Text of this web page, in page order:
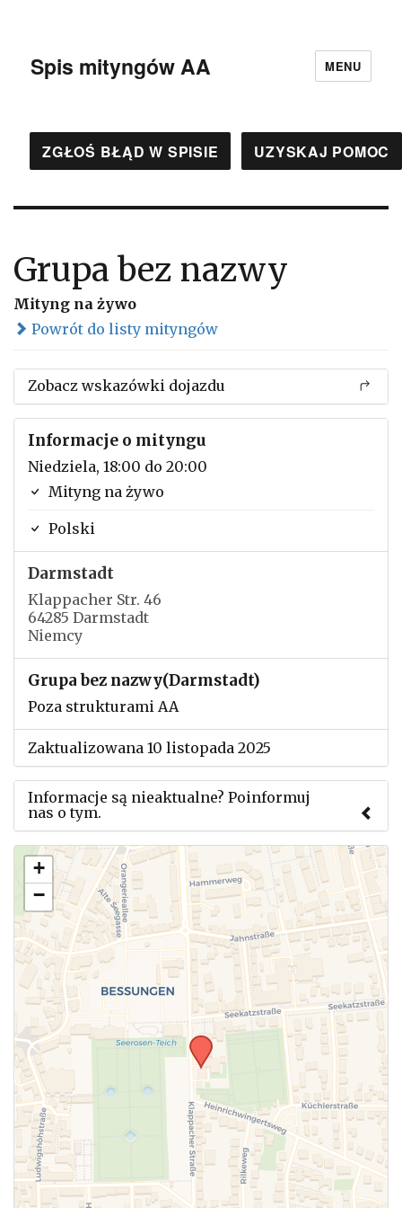
Spis mityngów AA MENU
ZGŁOŚ BŁĄD W SPISIE UZYSKAJ POMOC
Grupa bez nazwy
Mityng na żywo
Powrót do listy mityngów
Zobacz wskazówki dojazdu
Informacje o mityngu
Niedziela, 18:00 do 20:00
Mityng na żywo
Polski
Darmstadt
Klappacher Str. 46
64285 Darmstadt
Niemcy
Grupa bez nazwy(Darmstadt)
Poza strukturami AA
Zaktualizowana 10 listopada 2025
Informacje są nieaktualne? Poinformuj
nas o tym.
Użyj tego formularza aby przesłać informację o
zmianach w powyższym mityngu.
+
−